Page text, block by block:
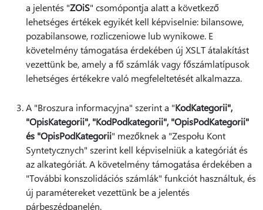
a jelentés "ZOiS" csomópontja alatt a következő
lehetséges értékek egyikét kell képviselnie: bilansowe,
pozabilansowe, rozliczeniowe lub wynikowe. E
követelmény támogatása érdekében új XSLT átalakítást
vezettünk be, amely a fő számlák vagy főszámlatípusok
lehetséges értékekre való megfeleltetését alkalmazza.
A "Broszura informacyjna" szerint a "KodKategorii",
"OpisKategorii", "KodPodkategorii", "OpisPodKategorii"
és "OpisPodKategorii" mezőknek a "Zespołu Kont
Syntetycznych" szerint kell képviselniük a kategóriát és
az alkategóriát. A követelmény támogatása érdekében a
"További konszolidációs számlák" funkciót használtuk, és
új paramétereket vezettünk be a jelentés
párbeszédpanelén.